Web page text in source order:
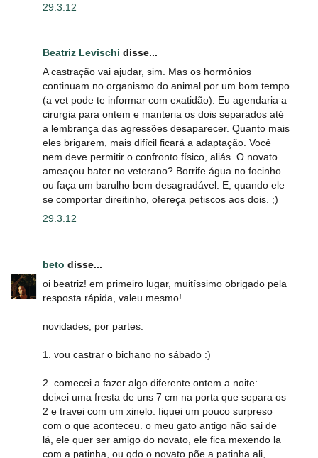
29.3.12
Beatriz Levischi disse...
A castração vai ajudar, sim. Mas os hormônios
continuam no organismo do animal por um bom tempo
(a vet pode te informar com exatidão). Eu agendaria a
cirurgia para ontem e manteria os dois separados até
a lembrança das agressões desaparecer. Quanto mais
eles brigarem, mais difícil ficará a adaptação. Você
nem deve permitir o confronto físico, aliás. O novato
ameaçou bater no veterano? Borrife água no focinho
ou faça um barulho bem desagradável. E, quando ele
se comportar direitinho, ofereça petiscos aos dois. ;)
29.3.12
beto disse...
oi beatriz! em primeiro lugar, muitíssimo obrigado pela
resposta rápida, valeu mesmo!
novidades, por partes:
1. vou castrar o bichano no sábado :)
2. comecei a fazer algo diferente ontem a noite:
deixei uma fresta de uns 7 cm na porta que separa os
2 e travei com um xinelo. fiquei um pouco surpreso
com o que aconteceu. o meu gato antigo não sai de
lá, ele quer ser amigo do novato, ele fica mexendo la
com a patinha, ou qdo o novato põe a patinha ali,